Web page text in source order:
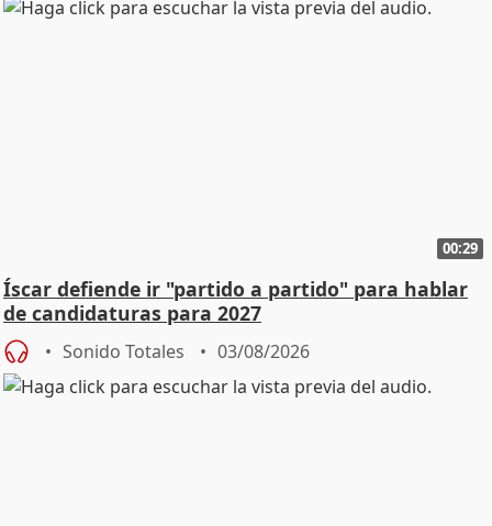
00:29
Íscar defiende ir "partido a partido" para hablar
de candidaturas para 2027
Sonido Totales 03/08/2026